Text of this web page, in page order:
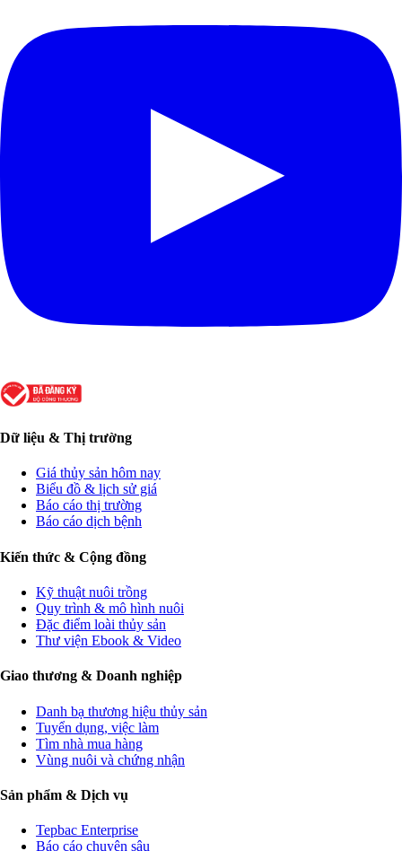
Dữ liệu & Thị trường
Giá thủy sản hôm nay
Biểu đồ & lịch sử giá
Báo cáo thị trường
Báo cáo dịch bệnh
Kiến thức & Cộng đồng
Kỹ thuật nuôi trồng
Quy trình & mô hình nuôi
Đặc điểm loài thủy sản
Thư viện Ebook & Video
Giao thương & Doanh nghiệp
Danh bạ thương hiệu thủy sản
Tuyển dụng, việc làm
Tìm nhà mua hàng
Vùng nuôi và chứng nhận
Sản phẩm & Dịch vụ
Tepbac Enterprise
Báo cáo chuyên sâu